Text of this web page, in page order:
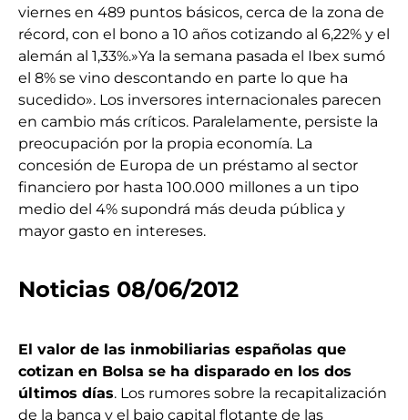
viernes en 489 puntos básicos, cerca de la zona de
récord, con el bono a 10 años cotizando al 6,22% y el
alemán al 1,33%.»Ya la semana pasada el Ibex sumó
el 8% se vino descontando en parte lo que ha
sucedido». Los inversores internacionales parecen
en cambio más críticos. Paralelamente, persiste la
preocupación por la propia economía. La
concesión de Europa de un préstamo al sector
financiero por hasta 100.000 millones a un tipo
medio del 4% supondrá más deuda pública y
mayor gasto en intereses.
Noticias 08/06/2012
El valor de las inmobiliarias españolas que
cotizan en Bolsa se ha disparado en los dos
últimos días. Los rumores sobre la recapitalización
de la banca y el bajo capital flotante de las